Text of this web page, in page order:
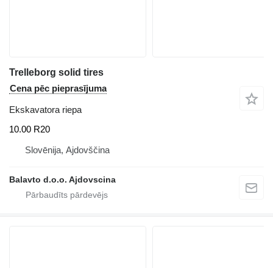
Trelleborg solid tires
Cena pēc pieprasījuma
Ekskavatora riepa
10.00 R20
Slovēnija, Ajdovščina
Balavto d.o.o. Ajdovscina